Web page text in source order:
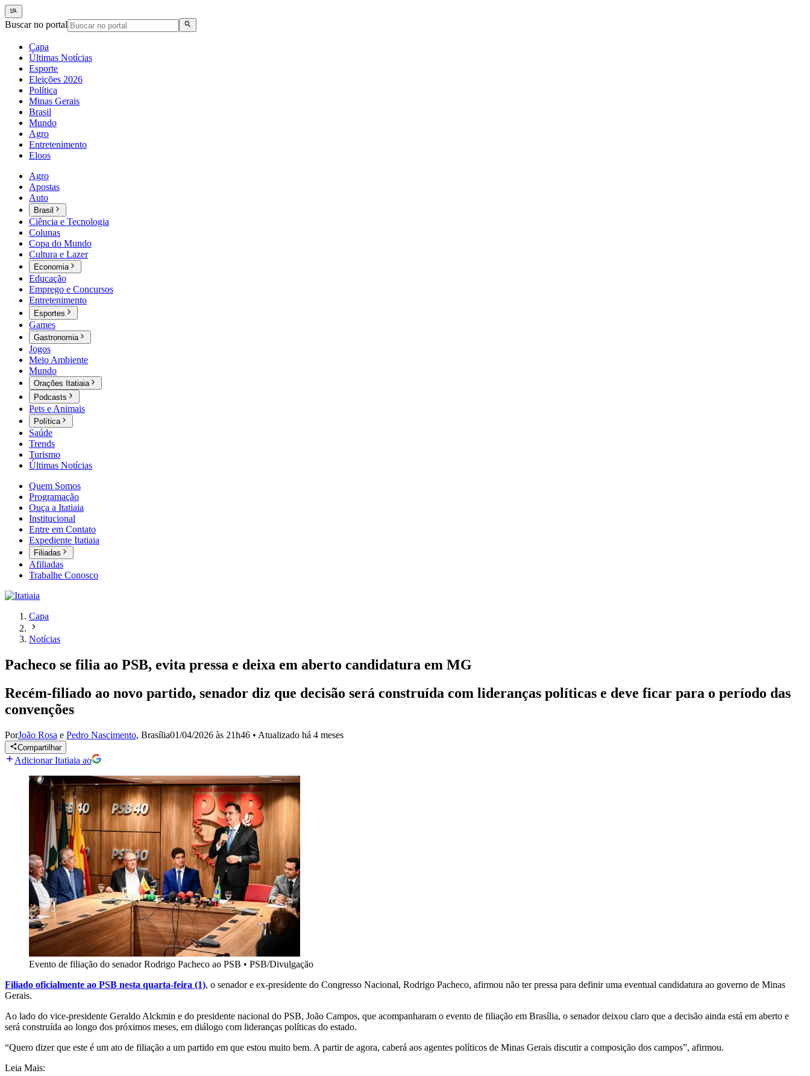
Buscar no portal
Capa
Últimas Notícias
Esporte
Eleições 2026
Política
Minas Gerais
Brasil
Mundo
Agro
Entretenimento
Eloos
Agro
Apostas
Auto
Brasil
Ciência e Tecnologia
Colunas
Copa do Mundo
Cultura e Lazer
Economia
Educação
Emprego e Concursos
Entretenimento
Esportes
Games
Gastronomia
Jogos
Meio Ambiente
Mundo
Orações Itatiaia
Podcasts
Pets e Animais
Política
Saúde
Trends
Turismo
Últimas Notícias
Quem Somos
Programação
Ouça a Itatiaia
Institucional
Entre em Contato
Expediente Itatiaia
Filiadas
Afiliadas
Trabalhe Conosco
Capa
Notícias
Pacheco se filia ao PSB, evita pressa e deixa em aberto candidatura em MG
Recém-filiado ao novo partido, senador diz que decisão será construída com lideranças políticas e deve ficar para o período das
convenções
PorJoão Rosa e Pedro Nascimento, Brasília01/04/2026 às 21h46 • Atualizado há 4 meses
Compartilhar
Adicionar Itatiaia ao
Evento de filiação do senador Rodrigo Pacheco ao PSB • PSB/Divulgação
Filiado oficialmente ao PSB nesta quarta-feira (1), o senador e ex-presidente do Congresso Nacional, Rodrigo Pacheco, afirmou não ter pressa para definir uma eventual candidatura ao governo de Minas
Gerais.
Ao lado do vice-presidente Geraldo Alckmin e do presidente nacional do PSB, João Campos, que acompanharam o evento de filiação em Brasília, o senador deixou claro que a decisão ainda está em aberto e
será construída ao longo dos próximos meses, em diálogo com lideranças políticas do estado.
“Quero dizer que este é um ato de filiação a um partido em que estou muito bem. A partir de agora, caberá aos agentes políticos de Minas Gerais discutir a composição dos campos”, afirmou.
Leia Mais: